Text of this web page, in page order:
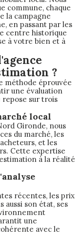
commune, chaque
la campagne
en passant par les
centre historique
à votre bien et à
?
méthode éprouvée
une évaluation
sur trois
local
Gironde, nous
du marché, les
et les
Cette expertise
à la réalité
récentes, les prix
aussi son état, ses
une
avec le